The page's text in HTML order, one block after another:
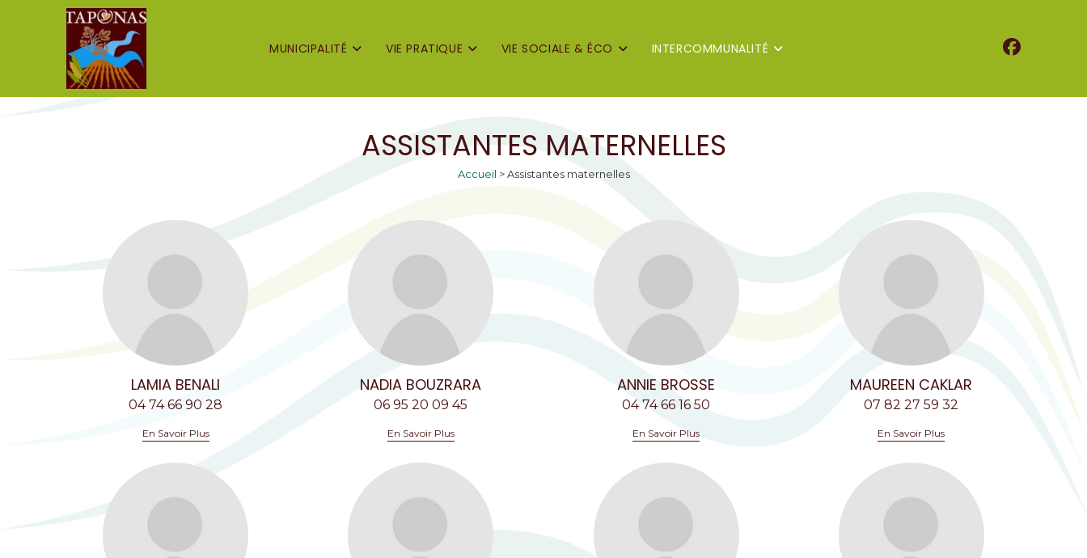
MUNICIPALITÉ VIE PRATIQUE VIE SOCIALE & ÉCO INTERCOMMUNALITÉ
ASSISTANTES MATERNELLES
Accueil >Assistantes maternelles
LAMIA BENALI
04 74 66 90 28
En Savoir Plus
NADIA BOUZRARA
06 95 20 09 45
En Savoir Plus
ANNIE BROSSE
04 74 66 16 50
En Savoir Plus
MAUREEN CAKLAR
07 82 27 59 32
En Savoir Plus